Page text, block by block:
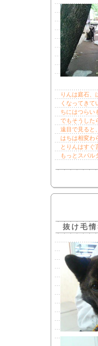
りんは庭石、
くなってき
ちにはつらい
でもそうした
遠目で見ると
はちは相変わ
とりんはすぐ
もっとスパル
抜け毛